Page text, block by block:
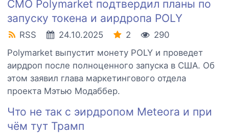
CMO Polymarket подтвердил планы по
запуску токена и аирдропа POLY
RSS 24.10.2025 2
290
Polymarket выпустит монету POLY и проведет
аирдроп после полноценного запуска в США. Об
этом заявил глава маркетингового отдела
проекта Мэтью Модаббер.
Что не так с эирдропом Meteora и при
чём тут Трамп